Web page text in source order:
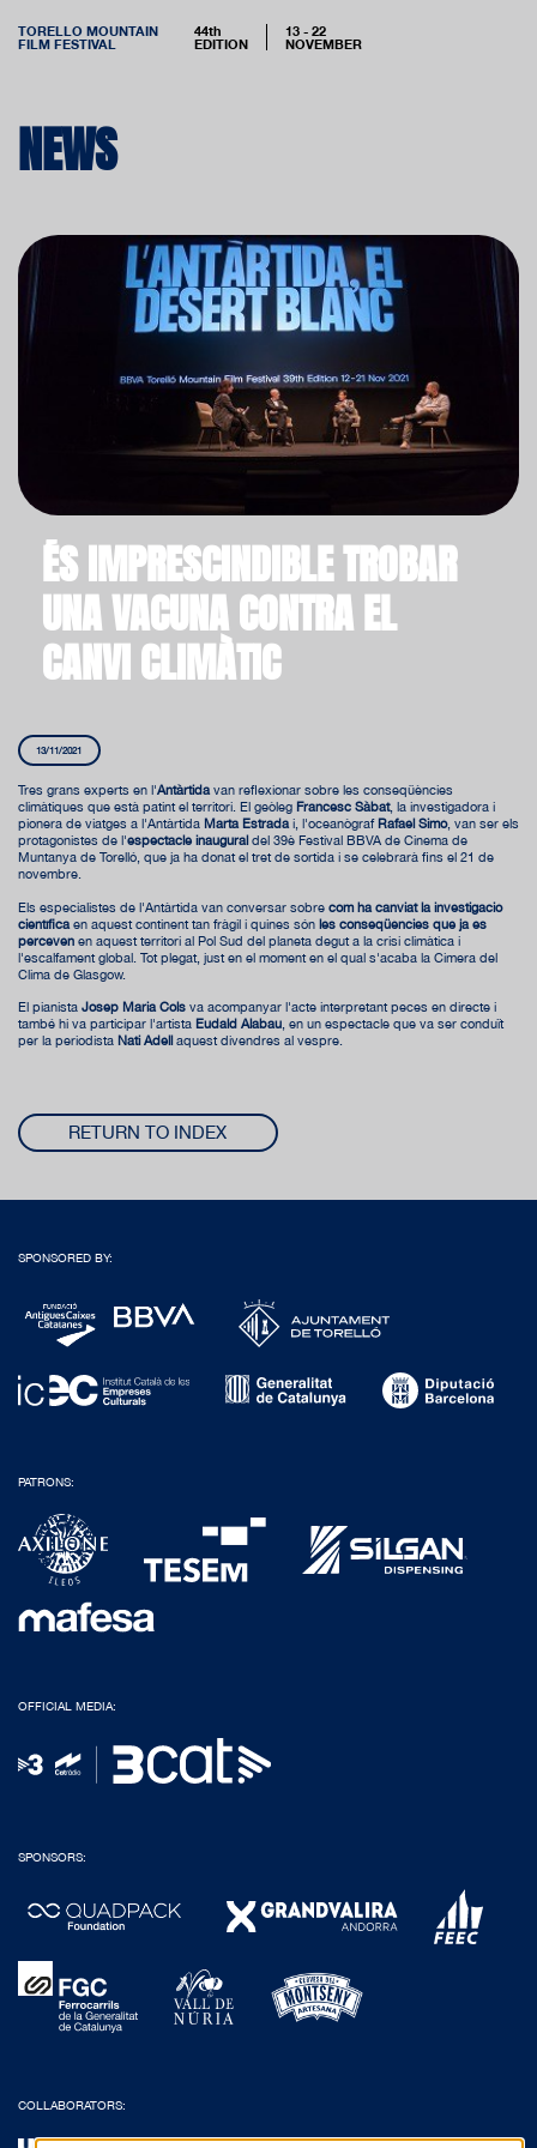
TORELLO MOUNTAIN
FILM FESTIVAL
44th
EDITION
13 - 22
NOVEMBER
NEWS
ÉS IMPRESCINDIBLE TROBAR
UNA VACUNA CONTRA EL
CANVI CLIMÀTIC
13/11/2021
Tres grans experts en l'Antàrtida van reflexionar sobre les conseqüències
climàtiques que està patint el territori. El geòleg Francesc Sàbat, la investigadora i
pionera de viatges a l'Antàrtida Marta Estrada i, l'oceanògraf Rafael Simó, van ser els
protagonistes de l'espectacle inaugural del 39è Festival BBVA de Cinema de
Muntanya de Torelló, que ja ha donat el tret de sortida i se celebrarà fins el 21 de
novembre.
Els especialistes de l'Antàrtida van conversar sobre com ha canviat la investigació
científica en aquest continent tan fràgil i quines són les conseqüències que ja es
perceven en aquest territori al Pol Sud del planeta degut a la crisi climàtica i
l'escalfament global. Tot plegat, just en el moment en el qual s'acaba la Cimera del
Clima de Glasgow.
El pianista Josep Maria Cols va acompanyar l'acte interpretant peces en directe i
també hi va participar l'artista Eudald Alabau , en un espectacle que va ser conduït
per la periodista Nati Adell aquest divendres al vespre.
RETURN TO INDEX
SPONSORED BY:
PATRONS:
OFFICIAL MEDIA:
SPONSORS:
COLLABORATORS: